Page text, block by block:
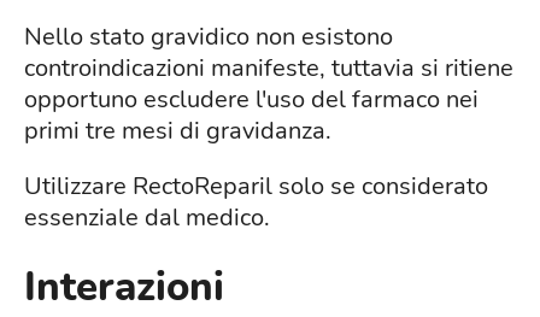
Nello stato gravidico non esistono
controindicazioni manifeste, tuttavia si ritiene
opportuno escludere l'uso del farmaco nei
primi tre mesi di gravidanza.
Utilizzare RectoReparil solo se considerato
essenziale dal medico.
Interazioni